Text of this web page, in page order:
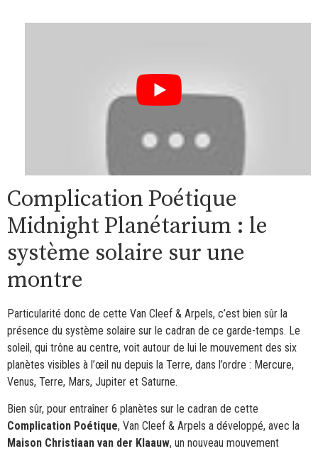
Complication Poétique
Midnight Planétarium : le
système solaire sur une
montre
Particularité donc de cette Van Cleef & Arpels, c’est bien sûr la
présence du système solaire sur le cadran de ce garde-temps. Le
soleil, qui trône au centre, voit autour de lui le mouvement des six
planètes visibles à l’œil nu depuis la Terre, dans l’ordre : Mercure,
Venus, Terre, Mars, Jupiter et Saturne.
Bien sûr, pour entraîner 6 planètes sur le cadran de cette
Complication Poétique, Van Cleef & Arpels a développé, avec la
Maison Christiaan van der Klaauw, un nouveau mouvement